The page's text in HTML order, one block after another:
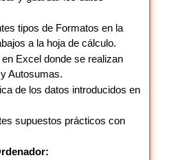
tipos de Formatos en la
a la hoja de cálculo.
Excel donde se realizan
Autosumas.
de los datos introducidos en
supuestos prácticos con